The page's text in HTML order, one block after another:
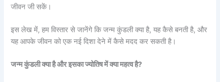
जीवन जी सकें।
इस लेख में, हम विस्तार से जानेंगे कि जन्म कुंडली क्या है, यह कैसे बनती है, और
यह आपके जीवन को एक नई दिशा देने में कैसे मदद कर सकती है।
जन्म कुंडली क्या है और इसका ज्योतिष में क्या महत्व है?